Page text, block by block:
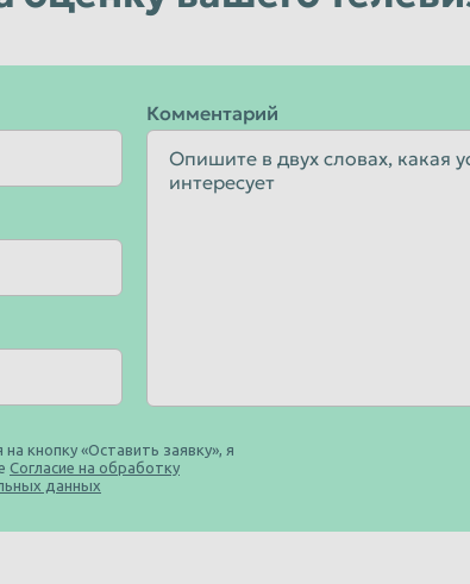
Комментарий
кнопку «Оставить заявку», я
Согласие на обработку
данных